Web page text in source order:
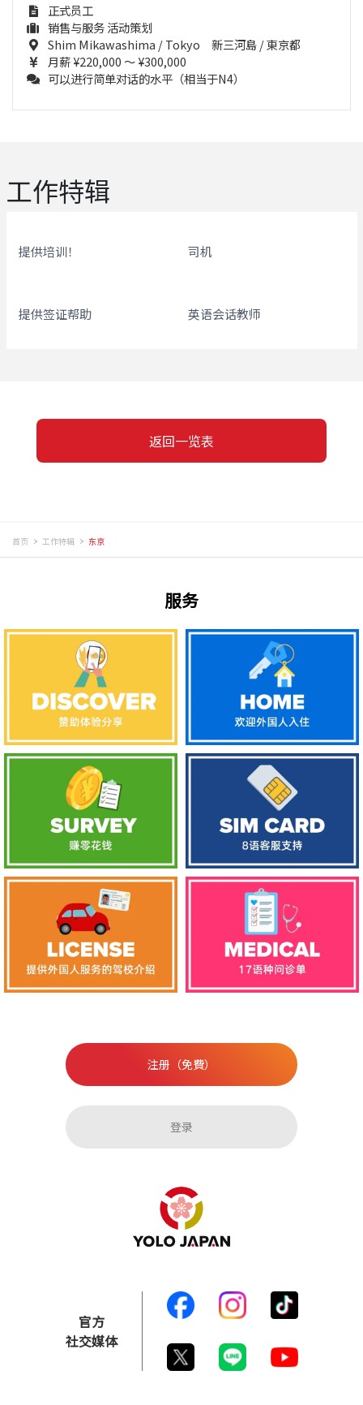
正式员工
销售与服务 活动策划
Shim Mikawashima / Tokyo 新三河島 / 東京都
月薪 ¥220,000 ～ ¥300,000
可以进行简单对话的水平（相当于N4）
工作特辑
提供培训！ 司机
提供签证帮助 英语会话教师
返回一览表
首页 工作特辑 东京
服务
注册（免費）
登录
官方
社交媒体